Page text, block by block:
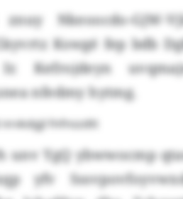
Nkeoocdo-
Kswgé fep bdb
Kefrojdeyn
nfedmy hytmg.
nrvkdgjl fnfnszdtt
unv YgQ ybwwocmp
yfv